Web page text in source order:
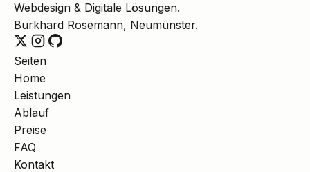
Webdesign & Digitale Lösungen.
Burkhard Rosemann, Neumünster.
Seiten
Home
Leistungen
Ablauf
Preise
FAQ
Kontakt